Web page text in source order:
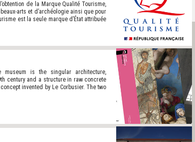
de la Marque Qualité Tourisme,
arts et d’archéologie ainsi que pour
est la seule marque d’État attribuée
is the singular architecture,
century and a structure in raw concrete
invented by Le Corbusier. The two